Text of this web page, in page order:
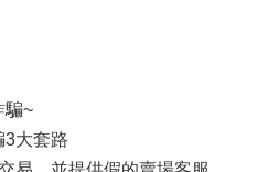
騙~
3大套路